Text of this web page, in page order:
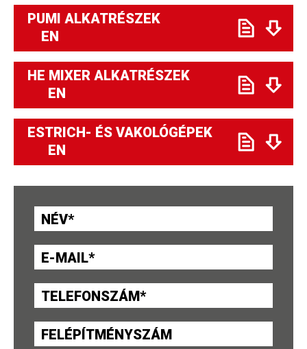
PUMI ALKATRÉSZEK
EN
HE MIXER ALKATRÉSZEK
EN
ESTRICH- ÉS VAKOLÓGÉPEK
EN